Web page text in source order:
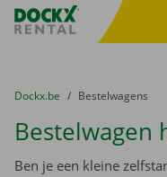
Fratello DEMO
U bevindt zich hier:
van
Dockx.be naar
Bestelwagens
Bestelwagen
Ben je een kleine